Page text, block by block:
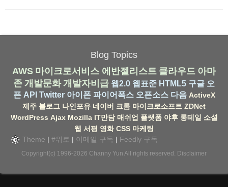
Blog Topics
AWS 마이크로서비스 에반젤리스트 클라우드 아마
존 개발문화 개발자비급 웹2.0 웹표준 HTML5 구글 오
픈 API Twitter 아이폰 파이어폭스 오픈소스 다음 ActiveX
제주 블로그 나인포유 네이버 크롬 마이크로소프트 ZDNet
WordPress Ajax Mozilla IT만담 매쉬업 플랫폼 야후 롱테일 소셜
웹 서평 영화 CSS 마케팅
Theme | #위로 | 이메일 구독 | Feedly 구독
Copyright(c) 1996-2026 Channy Yun All rights reserved. Disclaimer